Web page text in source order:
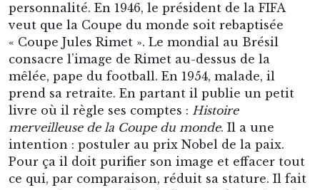
personnalité. En 1946, le président de la FIFA
veut que la Coupe du monde soit rebaptisée
« Coupe Jules Rimet ». Le mondial au Brésil
consacre l’image de Rimet au-dessus de la
mêlée, pape du football. En 1954, malade, il
prend sa retraite. En partant il publie un petit
livre où il règle ses comptes : Histoire
merveilleuse de la Coupe du monde. Il a une
intention : postuler au prix Nobel de la paix.
Pour ça il doit purifier son image et effacer tout
ce qui, par comparaison, réduit sa stature. Il fait